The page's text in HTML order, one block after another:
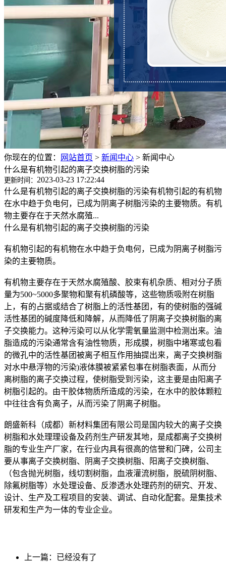
你现在的位置： 网站首页 > 新闻中心 > 新闻中心
什么是有机物引起的离子交换树脂的污染
更新时间： 2023-03-23 17:22:44
什么是有机物引起的离子交换树脂的污染有机物引起的有机物
在水中趋于负电何，已成为阴离子树脂污染的主要物质。有机
物主要存在于天然水腐殖...
什么是有机物引起的离子交换树脂的污染
有机物引起的有机物在水中趋于负电何，已成为阴离子树脂污
染的主要物质。
有机物主要存在于天然水腐殖酸、胶束有机杂质、相对分子质
量为500~5000多聚物和聚有机磷酸等，这些物质吸附在树脂
上，有的占据或结合了树脂上的活性基团，有的使树脂的强碱
活性基团的碱度降低和降解，从而降低了阴离子交换树脂的离
子交换能力。这种污染可以从化学需氧量监测中检测出来。油
脂造成的污染通常含有油性物质，形成膜，树脂中堵寒或包看
的微孔中的活性基团被离子相互作用抽提出来，离子交换树脂
对水中悬浮物的污染)液体膜被紧紧包事在树脂表面，从而分
离树脂的离子交换过程，使树脂受到污染，这主要是由阳离子
树脂引起的。由干胶体物质所造成的污染，在水中的胶体颗粒
中往往含有负离子，从而污染了阴离子树脂。
朗盛新科（成都）新材料集团有限公司是国内较大的离子交换
树脂和水处理理设备及药剂生产研发其地，是成都离子交换树
脂的专业生产厂家，在行业内具有很高的信誉和门碑，公司主
要从事离子交换树脂、阴离子交换树脂、阳离子交换树脂、
（包含抛光树脂，线切割树脂，血液灌流树脂，脱硫阴树脂、
除氟树脂等）水处理设备、反渗透水处理药剂的研究、开发、
设计、生产及工程项目的安装、调试、自动化配套。是集技术
研发和生产为一体的专业企业。
上一篇：已经没有了